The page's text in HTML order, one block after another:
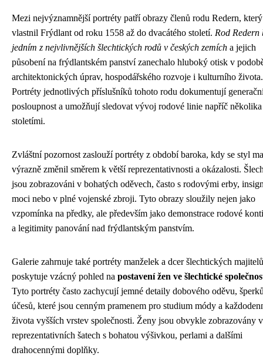
Mezi nejvýznamnější portréty patří obrazy členů rodu Redern, který
vlastnil Frýdlant od roku 1558 až do dvacátého století. Rod Redern
jedním z nejvlivnějších šlechtických rodů v českých zemích a jejich
působení na frýdlantském panství zanechalo hluboký otisk v
architektonických úprav, hospodářského rozvoje i kulturního života.
Portréty jednotlivých příslušníků tohoto rodu dokumentují
posloupnost a umožňují sledovat vývoj rodové linie napříč několika
stoletími.
Zvláštní pozornost zaslouží portréty z období baroka, kdy se styl
výrazně změnil směrem k větší reprezentativnosti a okázalosti.
jsou zobrazováni v bohatých oděvech, často s rodovými erby,
moci nebo v plné vojenské zbroji. Tyto obrazy sloužily nejen jako
vzpomínka na předky, ale především jako demonstrace rodové
a legitimity panování nad frýdlantským panstvím.
Galerie zahrnuje také portréty manželek a dcer šlechtických
poskytuje vzácný pohled na postavení žen ve šlechtické
Tyto portréty často zachycují jemné detaily dobového oděvu,
účesů, které jsou cenným pramenem pro studium módy a
života vyšších vrstev společnosti. Ženy jsou obvykle zobrazovány v
reprezentativních šatech s bohatou výšivkou, perlami a dalšími
drahocennými doplňky.